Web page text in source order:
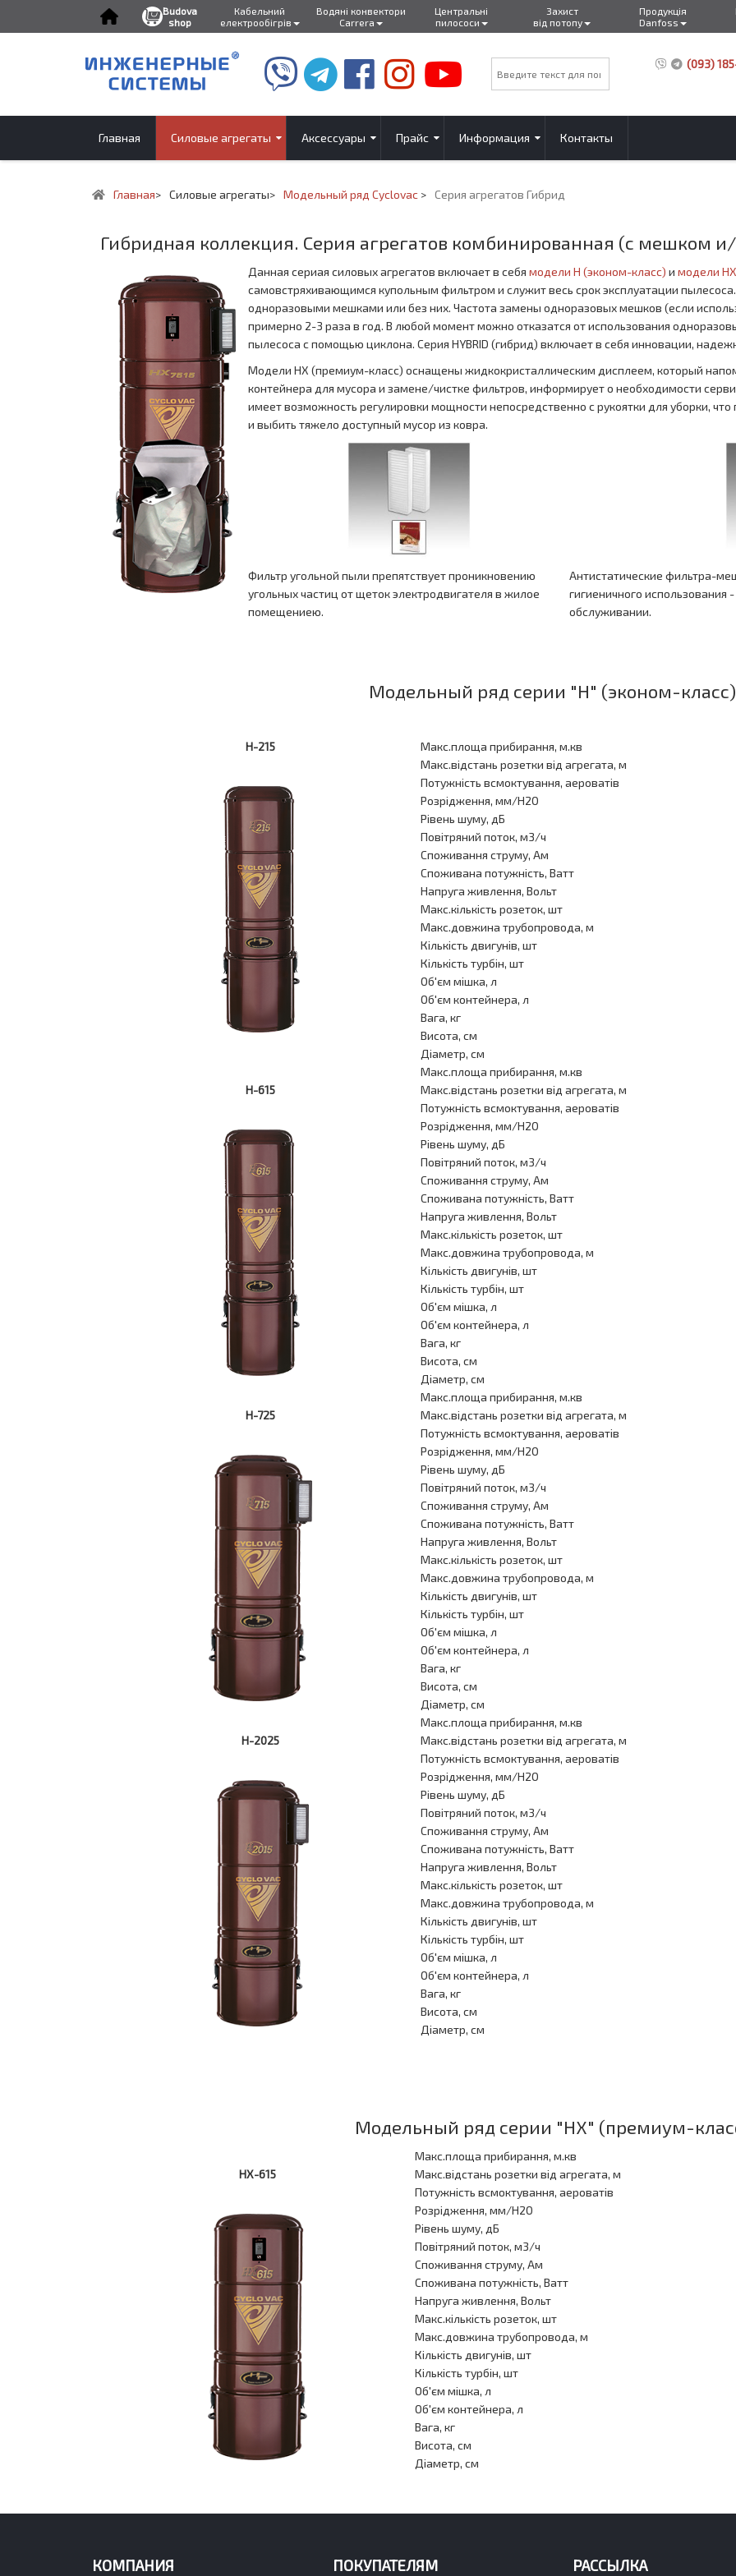
Budova
shop
Кабельний
електрообігрів
Водяні конвектори
Carrera
Центральні
пилососи
Захист
від потопу
Продукція
Danfoss
(093)
Главная Силовые агрегаты Аксеcсуары Прайс Информация Контакты
Главная> Силовые агрегаты> Модельный ряд Cyclovac > Серия агрегатов Гибрид
Гибридная коллекция. Серия агрегатов комбинированная (с мешком
Данная сериая силовых агрегатов включает в себя модели H (эконом-класс) и модели
самовстряхивающимся купольным фильтром и служит весь срок эксплуатации
одноразовыми мешками или без них. Частота замены одноразовых мешков (если
примерно 2-3 раза в год. В любой момент можно отказатся от использования
пылесоса с помощью циклона. Серия HYBRID (гибрид) включает в себя инновации,
Модели HX (премиум-класс) оснащены жидкокристаллическим дисплеем, который
контейнера для мусора и замене/чистке фильтров, информирует о необходимости
имеет возможность регулировки мощности непосредственно с рукоятки для уборки,
и выбить тяжело доступный мусор из ковра.
Фильтр угольной пыли препятствует проникновению
угольных частиц от щеток электродвигателя в жилое
помещениею.
Антистатические фильтра-
гигиеничного использования
обслуживании.
Модельный ряд серии "H" (эконом-класс)
H-215 Макс.площа прибирання, м.кв
Макс.відстань розетки від агрегата, м
Потужність всмоктування, аероватів
Розрідження, мм/H2O
Рівень шуму, дБ
Повітряний поток, м3/ч
Споживання струму, Aм
Споживана потужність, Ватт
Напруга живлення, Вольт
Макс.кількість розеток, шт
Макс.довжина трубопровода, м
Кількість двигунів, шт
Кількість турбін, шт
Об'єм мішка, л
Об'єм контейнера, л
Вага, кг
Висота, см
Діаметр, см
H-615
Макс.площа прибирання, м.кв
Макс.відстань розетки від агрегата, м
Потужність всмоктування, аероватів
Розрідження, мм/H2O
Рівень шуму, дБ
Повітряний поток, м3/ч
Споживання струму, Aм
Споживана потужність, Ватт
Напруга живлення, Вольт
Макс.кількість розеток, шт
Макс.довжина трубопровода, м
Кількість двигунів, шт
Кількість турбін, шт
Об'єм мішка, л
Об'єм контейнера, л
Вага, кг
Висота, см
Діаметр, см
Н-725
Макс.площа прибирання, м.кв
Макс.відстань розетки від агрегата, м
Потужність всмоктування, аероватів
Розрідження, мм/H2O
Рівень шуму, дБ
Повітряний поток, м3/ч
Споживання струму, Aм
Споживана потужність, Ватт
Напруга живлення, Вольт
Макс.кількість розеток, шт
Макс.довжина трубопровода, м
Кількість двигунів, шт
Кількість турбін, шт
Об'єм мішка, л
Об'єм контейнера, л
Вага, кг
Висота, см
Діаметр, см
H-2025
Макс.площа прибирання, м.кв
Макс.відстань розетки від агрегата, м
Потужність всмоктування, аероватів
Розрідження, мм/H2O
Рівень шуму, дБ
Повітряний поток, м3/ч
Споживання струму, Aм
Споживана потужність, Ватт
Напруга живлення, Вольт
Макс.кількість розеток, шт
Макс.довжина трубопровода, м
Кількість двигунів, шт
Кількість турбін, шт
Об'єм мішка, л
Об'єм контейнера, л
Вага, кг
Висота, см
Діаметр, см
Модельный ряд серии "HX" (премиум-
HX-615
Макс.площа прибирання, м.кв
Макс.відстань розетки від агрегата, м
Потужність всмоктування, аероватів
Розрідження, мм/H2O
Рівень шуму, дБ
Повітряний поток, м3/ч
Споживання струму, Aм
Споживана потужність, Ватт
Напруга живлення, Вольт
Макс.кількість розеток, шт
Макс.довжина трубопровода, м
Кількість двигунів, шт
Кількість турбін, шт
Об'єм мішка, л
Об'єм контейнера, л
Вага, кг
Висота, см
Діаметр, см
КОМПАНИЯ ПОКУПАТЕЛЯМ РАССЫЛКА